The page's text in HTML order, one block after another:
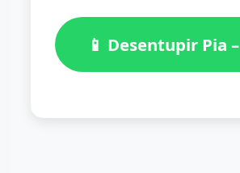
📱 Desentupir Pia –